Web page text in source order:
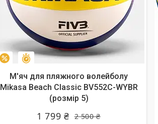
–28% Залишилось 26 днів
М'яч для пляжного волейболу
Mikasa Beach Classic BV552C-WYBR
(розмір 5)
2 500 ₴
1 799 ₴